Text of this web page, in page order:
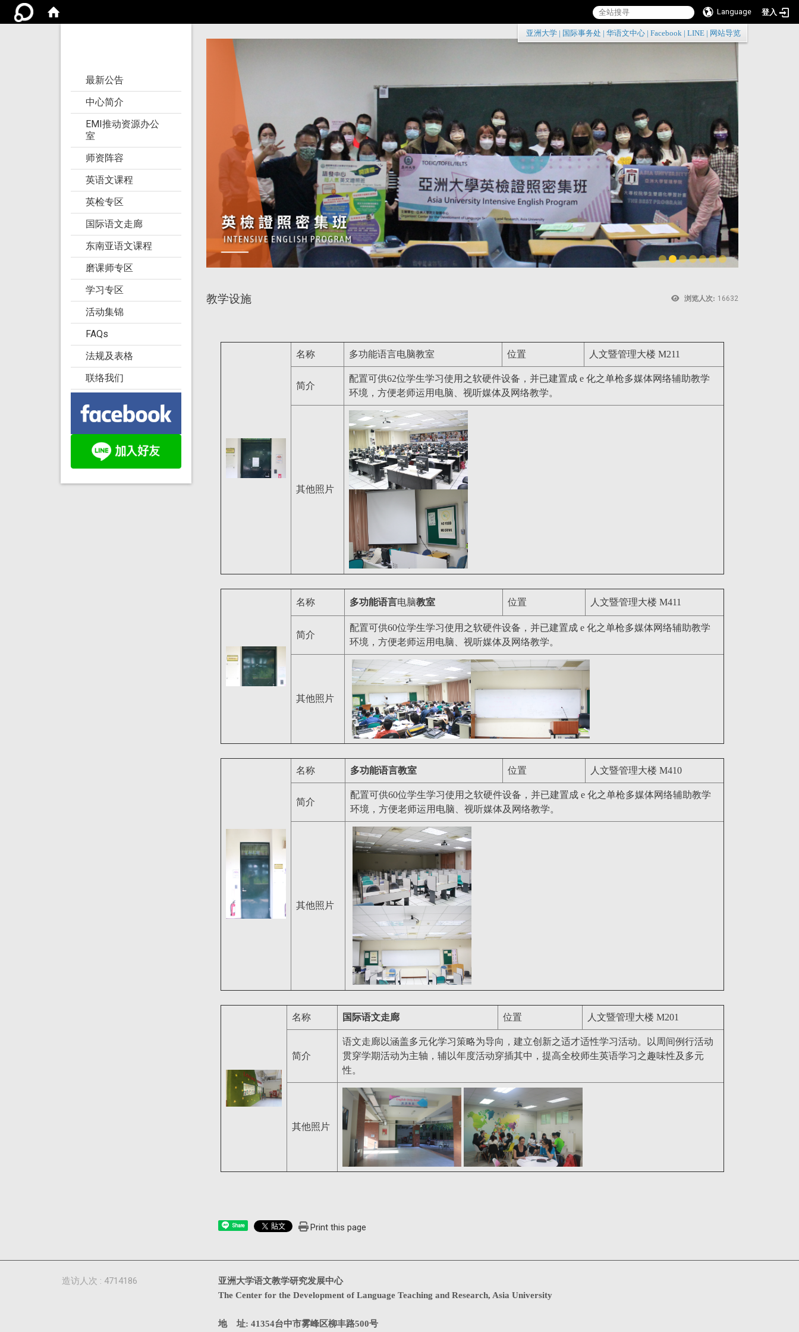
Language 登入
:::
亚洲大学 国际事务处 华语文中心 Facebook LINE 网站导览
最新公告
中心简介
EMI推动资源办公
室
师资阵容
英语文课程
英检专区
国际语文走廊
东南亚语文课程
磨课师专区
学习专区
活动集锦
FAQs
法规及表格
联络我们
浏览人次: 16632
教学设施
名称 多功能语言电脑教室 位置 人文暨管理大楼 M211
简介
配置可供62位学生学习使用之软硬件设备，并已建置成 e 化之单枪多媒体网络辅助教学
环境，方便老师运用电脑、视听媒体及网络教学。
其他照片
名称 多功能语言电脑教室 位置 人文暨管理大楼 M411
简介
配置可供60位学生学习使用之软硬件设备，并已建置成 e 化之单枪多媒体网络辅助教学
环境，方便老师运用电脑、视听媒体及网络教学。
其他照片
名称 多功能语言教室 位置 人文暨管理大楼 M410
简介
配置可供60位学生学习使用之软硬件设备，并已建置成 e 化之单枪多媒体网络辅助教学
环境，方便老师运用电脑、视听媒体及网络教学。
其他照片
名称 国际语文走廊 位置 人文暨管理大楼 M201
简介
语文走廊以涵盖多元化学习策略为导向，建立创新之适才适性学习活动。以周间例行活动
贯穿学期活动为主轴，辅以年度活动穿插其中，提高全校师生英语学习之趣味性及多元
性。
其他照片
Share Print this page
亚洲大学语文教学研究发展中心
The Center for the Development of Language Teaching and Research, Asia University
地 址: 41354台中市雾峰区柳丰路500号
造访人次 : 4714186